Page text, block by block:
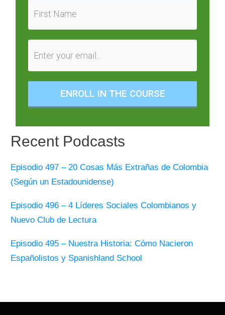
ENROLL IN THE COURSE
Recent Podcasts
Episodio 497 – 20 Cosas Más Extrañas de Colombia
(Según un Estadounidense)
Episodio 496 – 4 Líderes Sociales Colombianos y
Nuevo Club de Lectura
Episodio 495 – Nuestra Historia: Cómo Nacieron
Españolistos y Spanishland School